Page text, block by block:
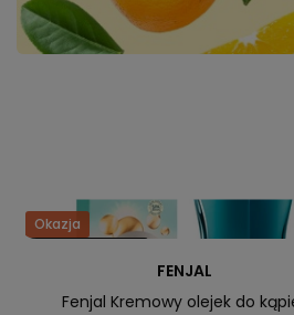
Okazja
FENJAL
Fenjal Kremowy olejek do